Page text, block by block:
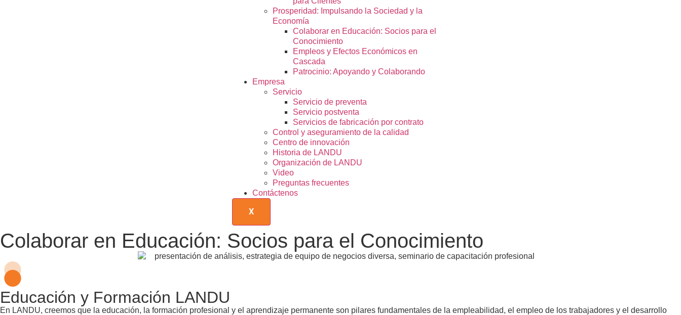
Prosperidad: Impulsando la Sociedad y la
Economía
Colaborar en Educación: Socios para el
Conocimiento
Empleos y Efectos Económicos en
Cascada
Patrocinio: Apoyando y Colaborando
Empresa
Servicio
Servicio de preventa
Servicio postventa
Servicios de fabricación por contrato
Control y aseguramiento de la calidad
Centro de innovación
Historia de LANDU
Organización de LANDU
Video
Preguntas frecuentes
Contáctenos
X
Colaborar en Educación: Socios para el Conocimiento
Educación y Formación LANDU
En LANDU, creemos que la educación, la formación profesional y el aprendizaje permanente son pilares fundamentales de la empleabilidad, el empleo de los trabajadores y el desarrollo